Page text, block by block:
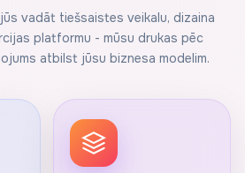
vadāt tiešsaistes veikalu, dizaina
platformu - mūsu drukas pēc
atbilst jūsu biznesa modelim.